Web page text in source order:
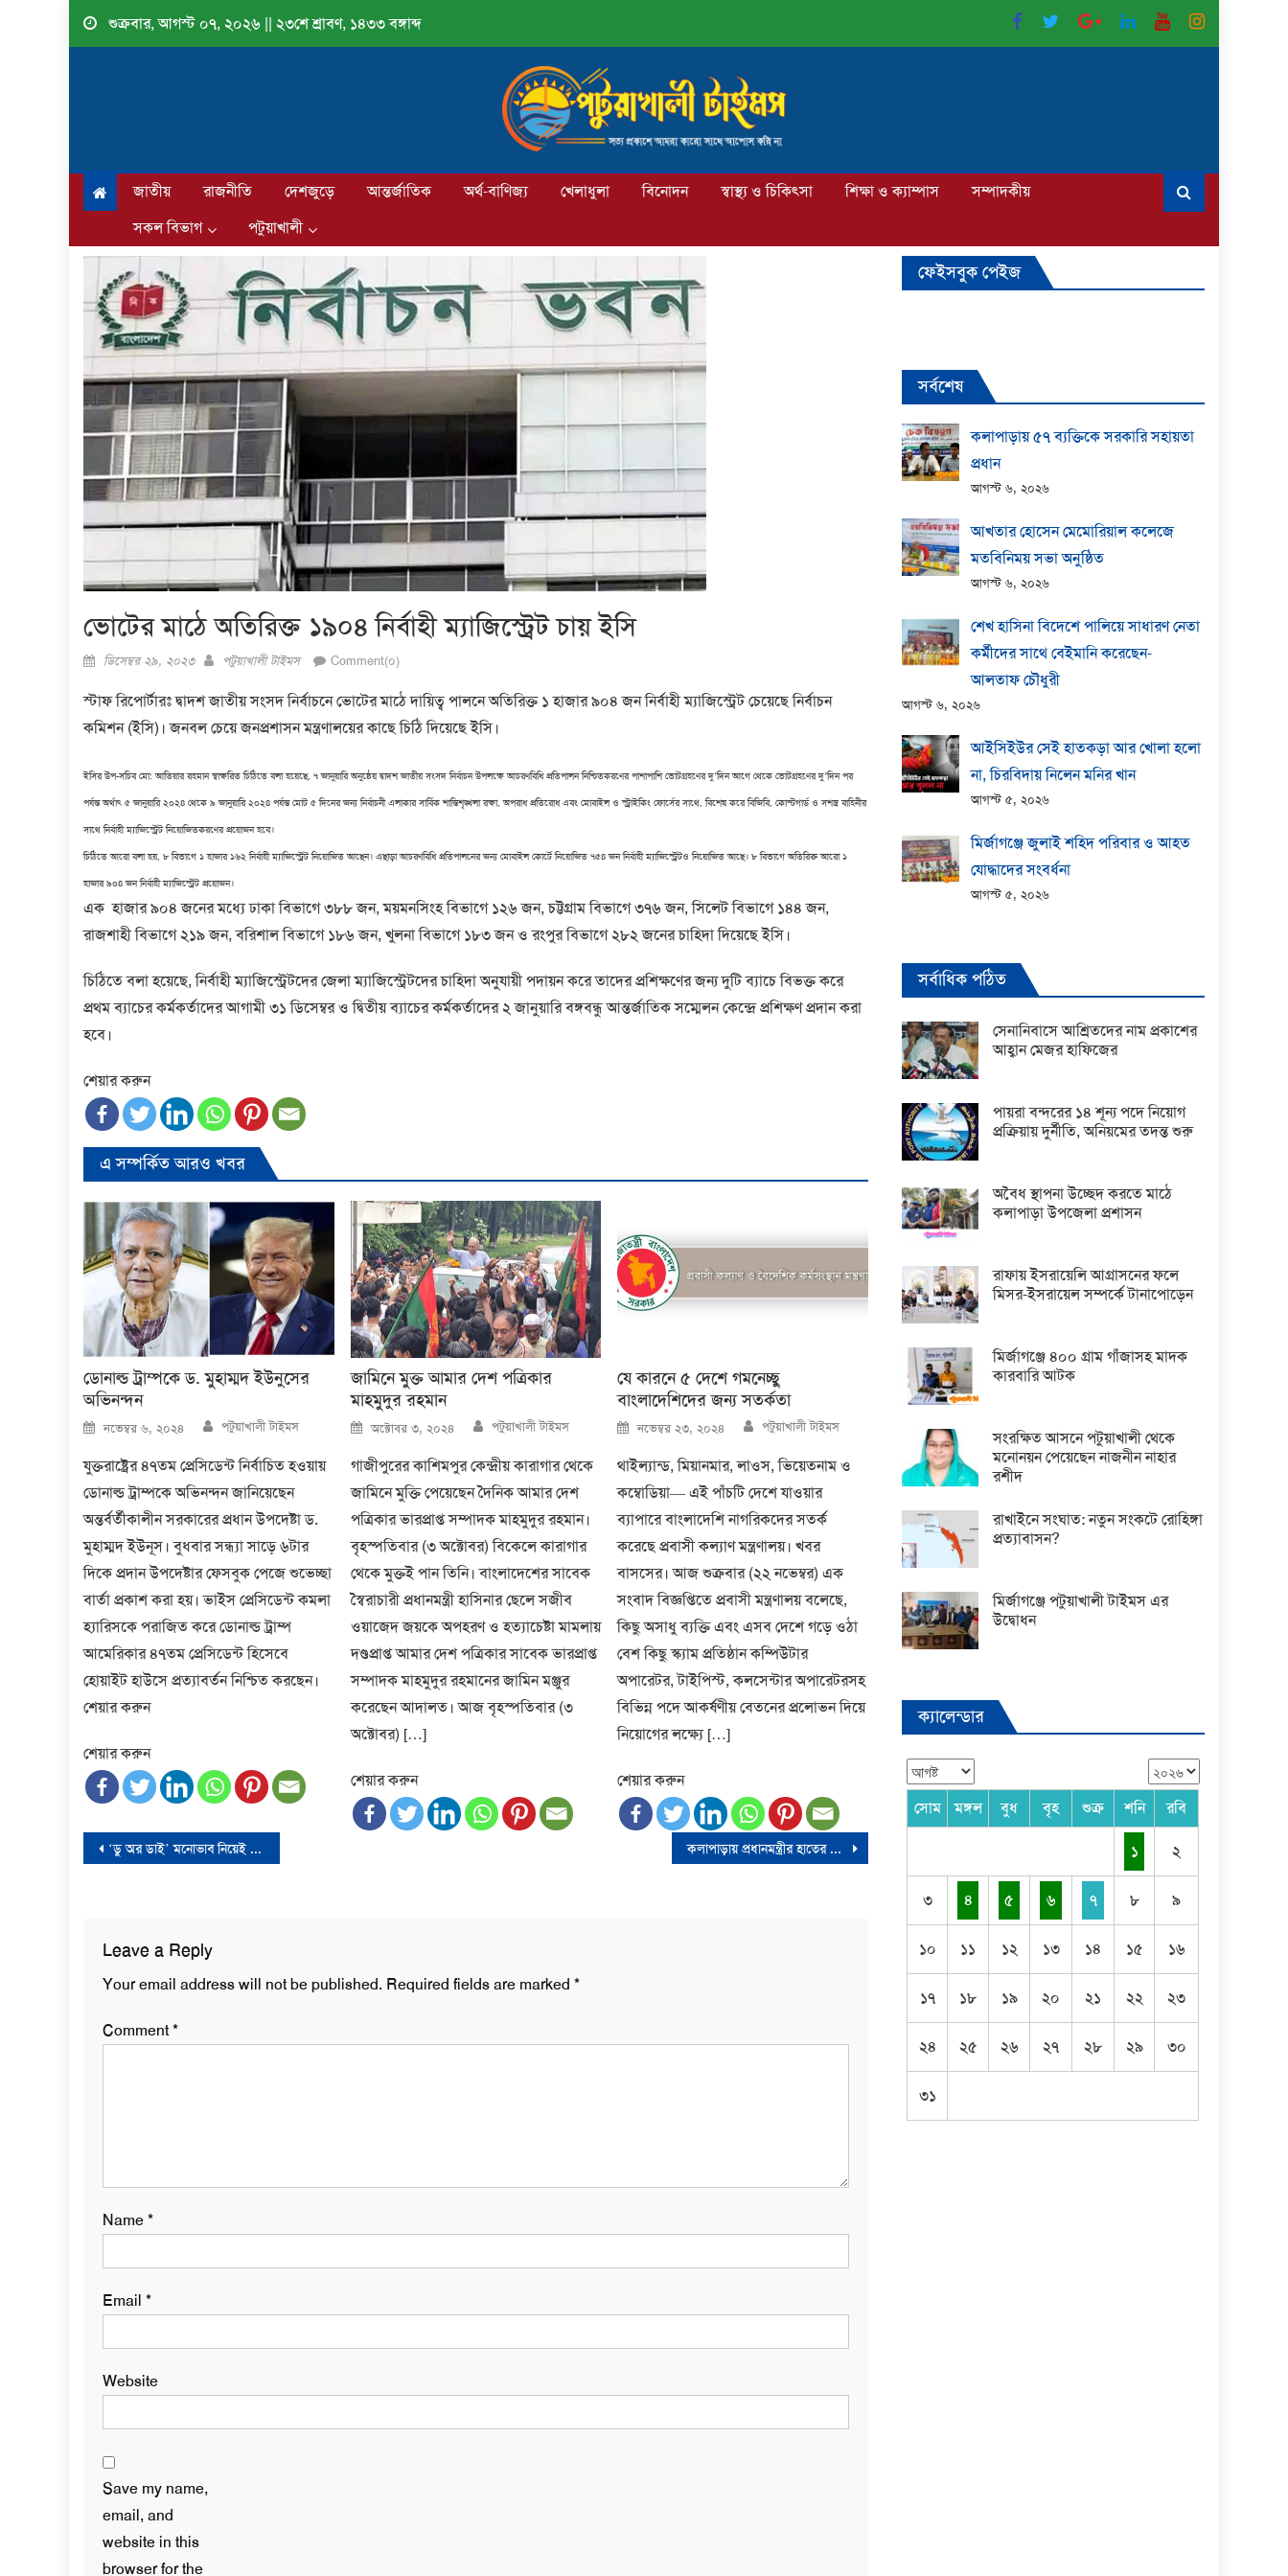
Skip
শুক্রবার, আগস্ট ০৭, ২০২৬ || ২৩শে শ্রাবণ, ১৪৩৩ বঙ্গাব্দ
জাতীয় রাজনীতি দেশজুড়ে আন্তর্জাতিক অর্থ-বাণিজ্য খেলাধুলা বিনোদন স্বাস্থ্য ও চিকিৎসা শিক্ষা ও ক্যাম্পাস
সম্পাদকীয়
সকল বিভাগ
পটুয়াখালী
ভোটের মাঠে অতিরিক্ত ১৯০৪ নির্বাহী ম্যাজিস্ট্রেট চায় ইসি
Posted
ডিসেম্বর ২৯, ২০২৩ Author
পটুয়াখালী টাইমস Comment(০)
স্টাফ রিপোর্টারঃ দ্বাদশ জাতীয় সংসদ নির্বাচনে ভোটের মাঠে দায়িত্ব পালনে অতিরিক্ত ১ হাজার ৯০৪ জন নির্বাহী ম্যাজিস্ট্রেট চেয়েছে নির্বাচন
কমিশন (ইসি)। জনবল চেয়ে জনপ্রশাসন মন্ত্রণালয়ের কাছে চিঠি দিয়েছে ইসি।
ইসির উপ-সচিব মো: আতিয়ার রহমান স্বাক্ষরিত চিঠিতে বলা হয়েছে, ৭ জানুয়ারি অনুষ্ঠেয় দ্বাদশ জাতীয় সংসদ নির্বাচন উপলক্ষে আচরণবিধি প্রতিপালন নিশ্চিতকরণের পাশাপাশি ভোটগ্রহণের দু’দিন আগে থেকে ভোটগ্রহণের দু’দিন পর
পর্যন্ত অর্থাৎ ৫ জানুয়ারি ২০২৪ থেকে ৯ জানুয়ারি ২০২৪ পর্যন্ত মোট ৫ দিনের জন্য নির্বাচনী এলাকার সার্বিক শান্তিশৃঙ্খলা রক্ষা, অপরাধ প্রতিরোধ এবং মোবাইল ও স্ট্রাইকিং ফোর্সের সাথে, বিশেষ করে বিজিবি, কোস্টগার্ড ও সশস্ত্র বাহিনীর
সাথে নির্বাহী ম্যাজিস্ট্রেট নিয়োজিতকরণের প্রয়োজন হবে।
চিঠিতে আরো বলা হয়, ৮ বিভাগে ১ হাজার ১৬২ নির্বাহী ম্যাজিস্ট্রেট নিয়োজিত আছেন। এছাড়া আচরণবিধি প্রতিপালনের জন্য মোবাইল কোর্টে নিয়োজিত ৭৫৪ জন নির্বাহী ম্যাজিস্ট্রেটও নিয়োজিত আছে। ৮ বিভাগে অতিরিক্ত আরো ১
হাজার ৯০৪ জন নির্বাহী ম্যাজিস্ট্রেট প্রয়োজন।
এক হাজার ৯০৪ জনের মধ্যে ঢাকা বিভাগে ৩৮৮ জন, ময়মনসিংহ বিভাগে ১২৬ জন, চট্টগ্রাম বিভাগে ৩৭৬ জন, সিলেট বিভাগে ১৪৪ জন,
রাজশাহী বিভাগে ২১৯ জন, বরিশাল বিভাগে ১৮৬ জন, খুলনা বিভাগে ১৮৩ জন ও রংপুর বিভাগে ২৮২ জনের চাহিদা দিয়েছে ইসি।
চিঠিতে বলা হয়েছে, নির্বাহী ম্যাজিস্ট্রেটদের জেলা ম্যাজিস্ট্রেটদের চাহিদা অনুযায়ী পদায়ন করে তাদের প্রশিক্ষণের জন্য দুটি ব্যাচে বিভক্ত করে
প্রথম ব্যাচের কর্মকর্তাদের আগামী ৩১ ডিসেম্বর ও দ্বিতীয় ব্যাচের কর্মকর্তাদের ২ জানুয়ারি বঙ্গবন্ধু আন্তর্জাতিক সম্মেলন কেন্দ্রে প্রশিক্ষণ প্রদান করা
হবে।
শেয়ার করুন
এ সম্পর্কিত আরও খবর
ডোনাল্ড ট্রাম্পকে ড. মুহাম্মদ ইউনুসের
অভিনন্দন
Posted
on
নভেম্বর ৬, ২০২৪ Author
পটুয়াখালী টাইমস
যুক্তরাষ্ট্রের ৪৭তম প্রেসিডেন্ট নির্বাচিত হওয়ায়
ডোনাল্ড ট্রাম্পকে অভিনন্দন জানিয়েছেন
অন্তর্বর্তীকালীন সরকারের প্রধান উপদেষ্টা ড.
মুহাম্মদ ইউনূস। বুধবার সন্ধ্যা সাড়ে ৬টার
দিকে প্রদান উপদেষ্টার ফেসবুক পেজে শুভেচ্ছা
বার্তা প্রকাশ করা হয়। ভাইস প্রেসিডেন্ট কমলা
হ্যারিসকে পরাজিত করে ডোনাল্ড ট্রাম্প
আমেরিকার ৪৭তম প্রেসিডেন্ট হিসেবে
হোয়াইট হাউসে প্রত্যাবর্তন নিশ্চিত করছেন।
শেয়ার করুন
শেয়ার করুন
জামিনে মুক্ত আমার দেশ পত্রিকার
মাহমুদুর রহমান
Posted
on
অক্টোবর ৩, ২০২৪ Author
পটুয়াখালী টাইমস
গাজীপুরের কাশিমপুর কেন্দ্রীয় কারাগার থেকে
জামিনে মুক্তি পেয়েছেন দৈনিক আমার দেশ
পত্রিকার ভারপ্রাপ্ত সম্পাদক মাহমুদুর রহমান।
বৃহস্পতিবার (৩ অক্টোবর) বিকেলে কারাগার
থেকে মুক্তই পান তিনি। বাংলাদেশের সাবেক
স্বৈরাচারী প্রধানমন্ত্রী হাসিনার ছেলে সজীব
ওয়াজেদ জয়কে অপহরণ ও হত্যাচেষ্টা মামলায়
দণ্ডপ্রাপ্ত আমার দেশ পত্রিকার সাবেক ভারপ্রাপ্ত
সম্পাদক মাহমুদুর রহমানের জামিন মঞ্জুর
করেছেন আদালত। আজ বৃহস্পতিবার (৩
অক্টোবর) […]
শেয়ার করুন
যে কারনে ৫ দেশে গমনেচ্ছু
বাংলাদেশিদের জন্য সতর্কতা
Posted
on
নভেম্বর ২৩, ২০২৪ Author
পটুয়াখালী টাইমস
থাইল্যান্ড, মিয়ানমার, লাওস, ভিয়েতনাম ও
কম্বোডিয়া— এই পাঁচটি দেশে যাওয়ার
ব্যাপারে বাংলাদেশি নাগরিকদের সতর্ক
করেছে প্রবাসী কল্যাণ মন্ত্রণালয়। খবর
বাসসের। আজ শুক্রবার (২২ নভেম্বর) এক
সংবাদ বিজ্ঞপ্তিতে প্রবাসী মন্ত্রণালয় বলেছে,
কিছু অসাধু ব্যক্তি এবং এসব দেশে গড়ে ওঠা
বেশ কিছু স্ক্যাম প্রতিষ্ঠান কম্পিউটার
অপারেটর, টাইপিস্ট, কলসেন্টার অপারেটরসহ
বিভিন্ন পদে আকর্ষণীয় বেতনের প্রলোভন দিয়ে
নিয়োগের লক্ষ্যে […]
শেয়ার করুন
Post
‘ডু অর ডাই’ মনোভাব নিয়েই টানা কর্মসূচিতে যাচ্ছে বিএনপি কলাপাড়ায় প্রধানমন্ত্রীর হাতের ওপর ঈগল বসিয়ে প্রচারণা চালাচ্ছে স্বতন্ত্র প্রার্থী
Leave a Reply
Your email address will not be published. Required fields are marked *
Comment*
Name*
Email *
Website
Save my name,
email, and
website in this
browser for the
ফেইসবুক পেইজ
সর্বশেষ
কলাপাড়ায় ​৫৭ ব্যক্তিকে সরকারি সহায়তা
প্রধান
আগস্ট ৬, ২০২৬
আখতার হোসেন মেমোরিয়াল কলেজে
মতবিনিময় সভা অনুষ্ঠিত
আগস্ট ৬, ২০২৬
শেখ হাসিনা বিদেশে পালিয়ে সাধারণ নেতা
কর্মীদের সাথে বেইমানি করেছেন-
আলতাফ চৌধুরী
আগস্ট ৬, ২০২৬
আইসিইউর সেই হাতকড়া আর খোলা হলো
না, চিরবিদায় নিলেন মনির খান
আগস্ট ৫, ২০২৬
মির্জাগঞ্জে জুলাই শহিদ পরিবার ও আহত
যোদ্ধাদের সংবর্ধনা
আগস্ট ৫, ২০২৬
সর্বাধিক পঠিত
সেনানিবাসে আশ্রিতদের নাম প্রকাশের
আহ্বান মেজর হাফিজের
পায়রা বন্দরের ১৪ শূন্য পদে নিয়োগ
প্রক্রিয়ায় দুর্নীতি, অনিয়মের তদন্ত শুরু
অবৈধ স্থাপনা উচ্ছেদ করতে মাঠে
কলাপাড়া উপজেলা প্রশাসন
রাফায় ইসরায়েলি আগ্রাসনের ফলে
মিসর-ইসরায়েল সম্পর্কে টানাপোড়েন
মির্জাগঞ্জে ৪০০ গ্রাম গাঁজাসহ মাদক
কারবারি আটক
সংরক্ষিত আসনে পটুয়াখালী থেকে
মনোনয়ন পেয়েছেন নাজনীন নাহার
রশীদ
রাখাইনে সংঘাত: নতুন সংকটে রোহিঙ্গা
প্রত্যাবাসন?
মির্জাগঞ্জে পটুয়াখালী টাইমস এর
উদ্বোধন
ক্যালেন্ডার
সোম মঙ্গল বুধ বৃহ শুক্র শনি রবি
১ ২
৩ ৪ ৫ ৬ ৭ ৮ ৯
১০ ১১ ১২ ১৩ ১৪ ১৫ ১৬
১৭ ১৮ ১৯ ২০ ২১ ২২ ২৩
২৪ ২৫ ২৬ ২৭ ২৮ ২৯ ৩০
৩১